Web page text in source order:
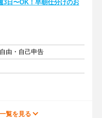
日〜OK！早朝仕分けのお
由・自己申告
覧を見る